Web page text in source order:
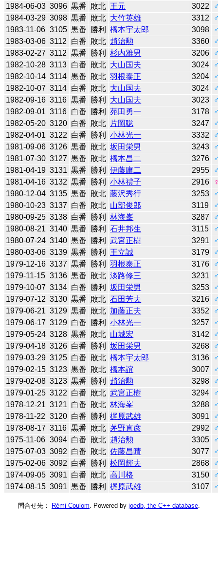
1984-06-03 3096 黒番 敗北 王元 3022
1984-03-29 3098 黒番 敗北 大竹英雄 3312
1983-11-06 3105 黒番 勝利 橋本宇太郎 3098
1983-03-06 3112 白番 敗北 趙治勲 3360
1983-02-27 3112 黒番 勝利 杉内雅男 3206
1982-10-28 3113 白番 敗北 大山国夫 3024
1982-10-14 3114 黒番 敗北 羽根泰正 3204
1982-10-07 3114 白番 敗北 大山国夫 3024
1982-09-16 3116 黒番 勝利 大山国夫 3023
1982-09-01 3116 白番 勝利 苑田勇一 3178
1982-05-20 3120 白番 敗北 片岡聡 3247
1982-04-01 3122 白番 勝利 小林光一 3332
1981-09-06 3126 黒番 敗北 坂田栄男 3243
1981-07-30 3127 黒番 敗北 橋本昌二 3276
1981-04-19 3131 黒番 勝利 伊藤庸二 2955
1981-04-16 3132 黒番 勝利 小林禮子 2916
1980-12-04 3135 黒番 敗北 藤沢秀行 3253
1980-10-23 3137 白番 敗北 山部俊郎 3119
1980-09-25 3138 白番 勝利 林海峯 3287
1980-08-21 3140 黒番 勝利 石井邦生 3115
1980-07-24 3140 黒番 勝利 武宮正樹 3291
1980-03-06 3139 黒番 勝利 王立誠 3179
1979-12-16 3137 黒番 勝利 羽根泰正 3176
1979-11-15 3136 黒番 敗北 淡路修三 3231
1979-10-07 3134 白番 勝利 坂田栄男 3253
1979-07-12 3130 黒番 敗北 石田芳夫 3216
1979-06-21 3129 黒番 敗北 加藤正夫 3352
1979-06-17 3129 白番 勝利 小林光一 3257
1979-05-24 3128 黒番 敗北 山城宏 3142
1979-04-18 3126 白番 勝利 坂田栄男 3268
1979-03-29 3125 白番 敗北 橋本宇太郎 3136
1979-02-15 3123 黒番 敗北 橋本誼 3007
1979-02-08 3123 黒番 勝利 趙治勲 3298
1979-01-25 3122 白番 敗北 武宮正樹 3294
1978-12-21 3121 白番 敗北 林海峯 3288
1978-11-22 3120 白番 勝利 梶原武雄 3091
1978-08-17 3116 黒番 敗北 茅野直彦 2992
1975-11-06 3094 白番 敗北 趙治勲 3305
1975-07-03 3092 白番 敗北 佐藤昌晴 3077
1975-02-06 3092 白番 勝利 松岡輝夫 2868
1974-09-05 3091 白番 敗北 高川格 3150
1974-08-15 3091 黒番 勝利 梶原武雄 3107
問合せ先： Rémi Coulom . Powered by joedb, the C++ database